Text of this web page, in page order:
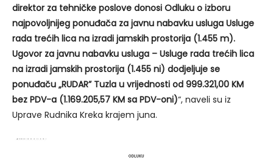
direktor za tehničke poslove donosi Odluku o izboru
najpovoljnijeg ponuđača za javnu nabavku usluga Usluge
rada trećih lica na izradi jamskih prostorija (1.455 m).
Ugovor za javnu nabavku usluga – Usluge rada trećih lica
na izradi jamskih prostorija (1.455 ni) dodjeljuje se
ponuđaču „RUDAR” Tuzla u vrijednosti od 999.321,00 KM
bez PDV-a (1.169.205,57 KM sa PDV-oni)“, naveli su iz
Uprave Rudnika Kreka krajem juna.